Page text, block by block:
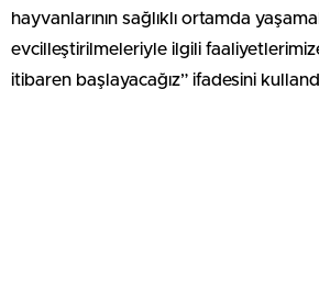
hayvanlarının sağlıklı ortamda
evcilleştirilmeleriyle ilgili
itibaren başlayacağız” ifadesini